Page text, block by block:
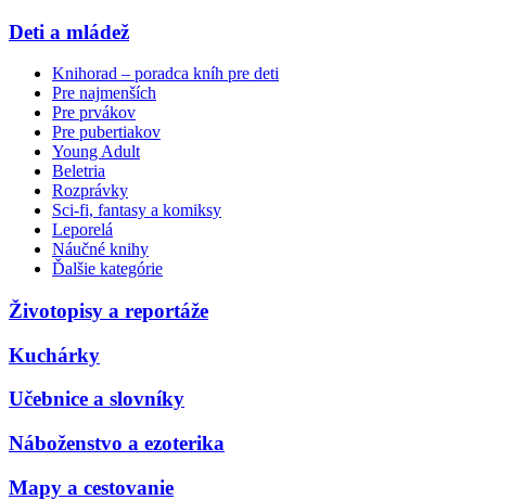
Deti a mládež
Knihorad – poradca kníh pre deti
Pre najmenších
Pre prvákov
Pre pubertiakov
Young Adult
Beletria
Rozprávky
Sci-fi, fantasy a komiksy
Leporelá
Náučné knihy
Ďalšie kategórie
Životopisy a reportáže
Kuchárky
Učebnice a slovníky
Náboženstvo a ezoterika
Mapy a cestovanie